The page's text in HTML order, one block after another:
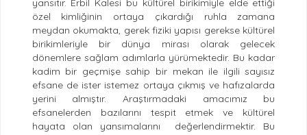
yansıtır. Erbil Kalesi bu kültürel birikimiyle elde ettiği
özel kimliğinin ortaya çıkardığı ruhla zamana
meydan okumakta, gerek fiziki yapısı gerekse kültürel
birikimleriyle bir dünya mirası olarak gelecek
dönemlere sağlam adımlarla yürümektedir. Bu kadar
kadim bir geçmişe sahip bir mekan ile ilgili sayısız
efsane de ister istemez ortaya çıkmış ve hafızalarda
yerini almıştır. Araştırmadaki amacımız bu
efsanelerden bazılarını tespit etmek ve kültürel
hayata olan yansımalarını değerlendirmektir. Bu